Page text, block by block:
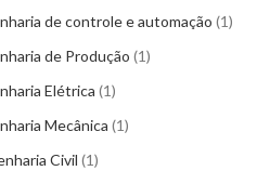
de controle e automação 1
de Produção 1
Elétrica 1
Mecânica 1
Civil 1